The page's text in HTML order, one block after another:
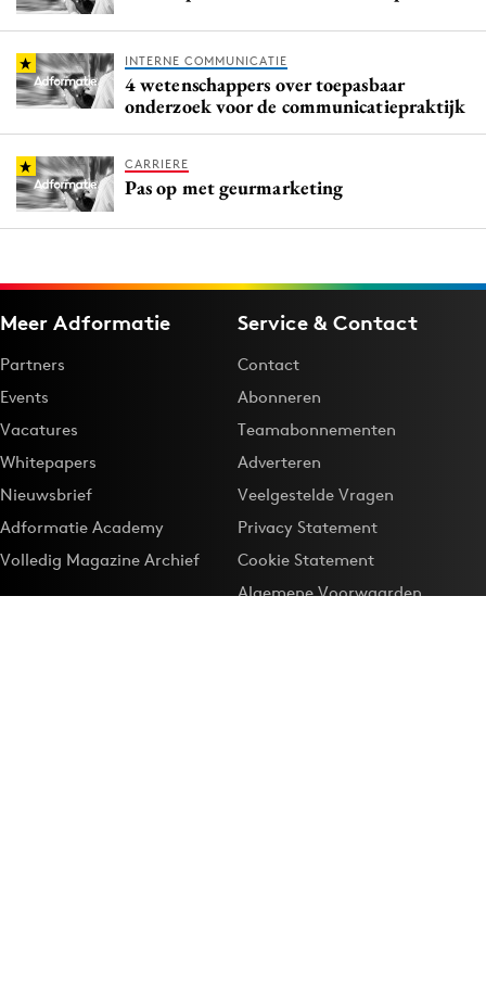
INTERNE COMMUNICATIE
4 wetenschappers over toepasbaar
onderzoek voor de communicatiepraktijk
CARRIERE
Pas op met geurmarketing
Meer Adformatie
Partners
Events
Vacatures
Whitepapers
Nieuwsbrief
Adformatie Academy
Volledig Magazine Archief
Service & Contact
Contact
Abonneren
Teamabonnementen
Adverteren
Veelgestelde Vragen
Privacy Statement
Cookie Statement
Algemene Voorwaarden